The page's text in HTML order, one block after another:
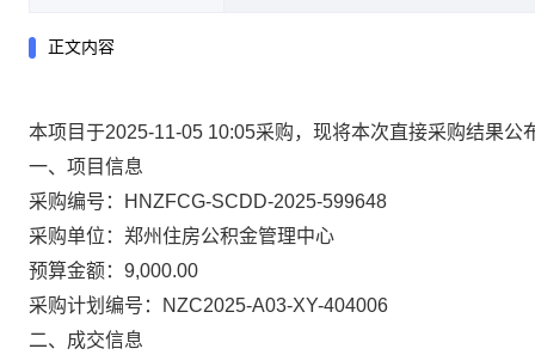
正文内容
本项目于2025-11-05 10:05采购，现将本次直接采购结果公
一、项目信息
采购编号：HNZFCG-SCDD-2025-599648
采购单位：郑州住房公积金管理中心
预算金额：9,000.00
采购计划编号：NZC2025-A03-XY-404006
二、成交信息